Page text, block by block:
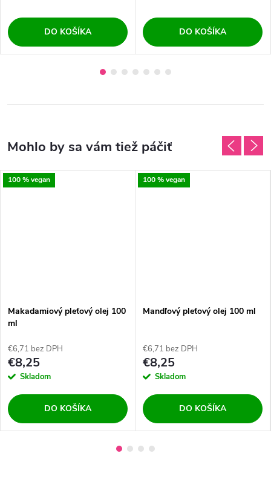
DO KOŠÍKA DO KOŠÍKA
100 % vegan
Makadamiový pleťový olej 100
ml
€6,71 bez DPH
€8,25
Skladom
DO KOŠÍKA
100 % vegan
Mandľový pleťový olej 100 ml
€6,71 bez DPH
€8,25
Skladom
DO KOŠÍKA